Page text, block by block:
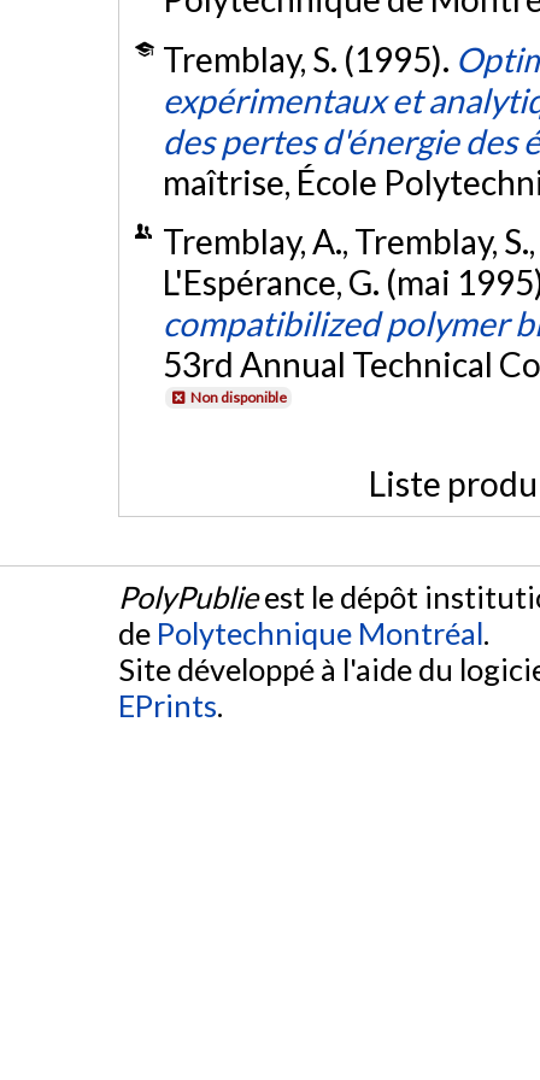
Tremblay, S. (1995).
expérimentaux et
des pertes d'énergie des
maîtrise, École
Tremblay, A., Tremblay,
L'Espérance, G. (mai
compatibilized polymer
53rd Annual Technical
Non disponible
Liste
PolyPublieest le dépôt
de Polytechnique Montréal.
Site développé à l'aide du
EPrints.